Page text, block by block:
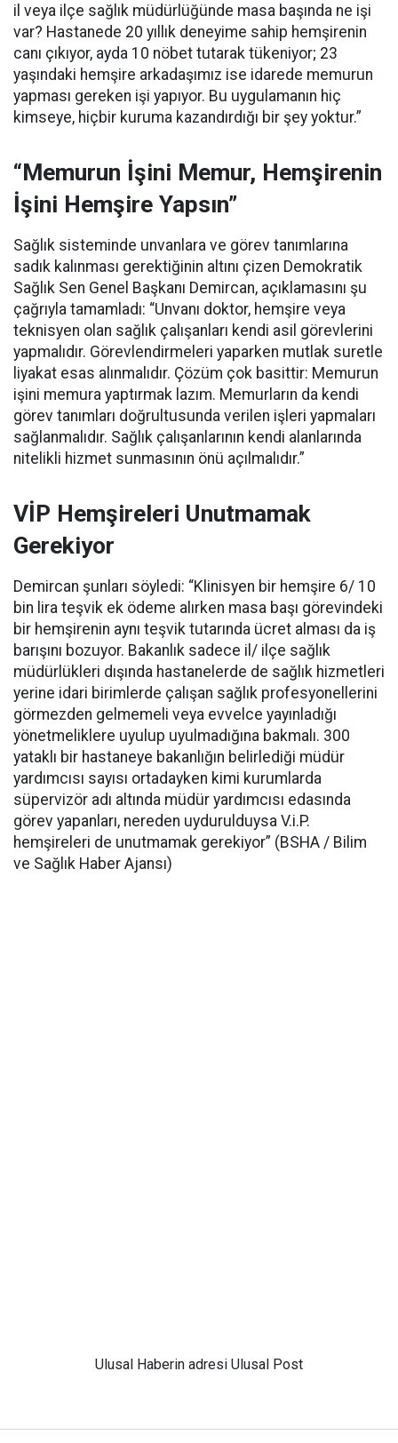
il veya ilçe sağlık müdürlüğünde masa başında ne işi
var? Hastanede 20 yıllık deneyime sahip hemşirenin
canı çıkıyor, ayda 10 nöbet tutarak tükeniyor; 23
yaşındaki hemşire arkadaşımız ise idarede memurun
yapması gereken işi yapıyor. Bu uygulamanın hiç
kimseye, hiçbir kuruma kazandırdığı bir şey yoktur.”
“Memurun İşini Memur, Hemşirenin
İşini Hemşire Yapsın”
Sağlık sisteminde unvanlara ve görev tanımlarına
sadık kalınması gerektiğinin altını çizen Demokratik
Sağlık Sen Genel Başkanı Demircan, açıklamasını şu
çağrıyla tamamladı: “Unvanı doktor, hemşire veya
teknisyen olan sağlık çalışanları kendi asil görevlerini
yapmalıdır. Görevlendirmeleri yaparken mutlak suretle
liyakat esas alınmalıdır. Çözüm çok basittir: Memurun
işini memura yaptırmak lazım. Memurların da kendi
görev tanımları doğrultusunda verilen işleri yapmaları
sağlanmalıdır. Sağlık çalışanlarının kendi alanlarında
nitelikli hizmet sunmasının önü açılmalıdır.”
VİP Hemşireleri Unutmamak
Gerekiyor
Demircan şunları söyledi: “Klinisyen bir hemşire 6/ 10
bin lira teşvik ek ödeme alırken masa başı görevindeki
bir hemşirenin aynı teşvik tutarında ücret alması da iş
barışını bozuyor. Bakanlık sadece il/ ilçe sağlık
müdürlükleri dışında hastanelerde de sağlık hizmetleri
yerine idari birimlerde çalışan sağlık profesyonellerini
görmezden gelmemeli veya evvelce yayınladığı
yönetmeliklere uyulup uyulmadığına bakmalı. 300
yataklı bir hastaneye bakanlığın belirlediği müdür
yardımcısı sayısı ortadayken kimi kurumlarda
süpervizör adı altında müdür yardımcısı edasında
görev yapanları, nereden uydurulduysa V.i.P.
hemşireleri de unutmamak gerekiyor” (BSHA / Bilim
ve Sağlık Haber Ajansı)
Ulusal Haberin adresi Ulusal Post